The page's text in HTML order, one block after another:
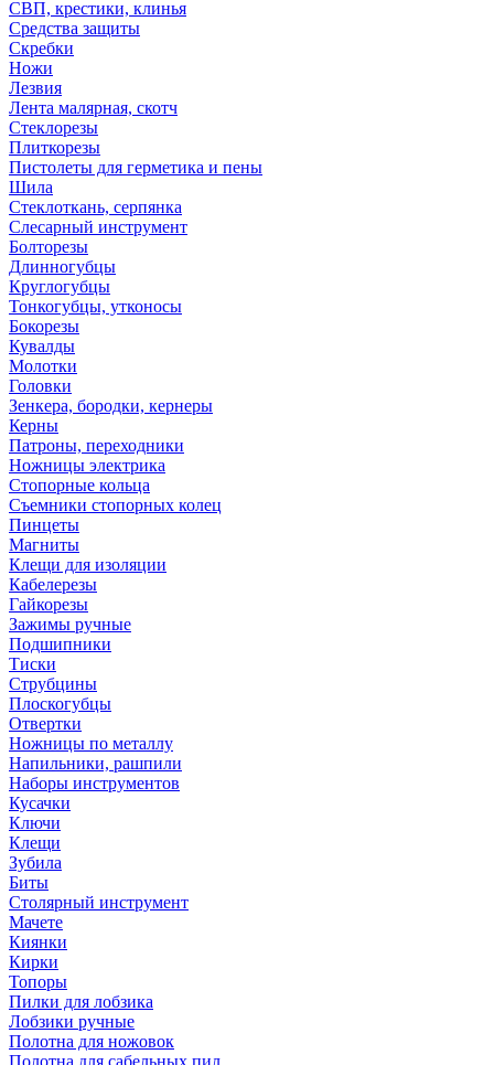
СВП, крестики, клинья
Средства защиты
Скребки
Ножи
Лезвия
Лента малярная, скотч
Стеклорезы
Плиткорезы
Пистолеты для герметика и пены
Шила
Стеклоткань, серпянка
Слесарный инструмент
Болторезы
Длинногубцы
Круглогубцы
Тонкогубцы, утконосы
Бокорезы
Кувалды
Молотки
Головки
Зенкера, бородки, кернеры
Керны
Патроны, переходники
Ножницы электрика
Стопорные кольца
Съемники стопорных колец
Пинцеты
Магниты
Клещи для изоляции
Кабелерезы
Гайкорезы
Зажимы ручные
Подшипники
Тиски
Струбцины
Плоскогубцы
Отвертки
Ножницы по металлу
Напильники, рашпили
Наборы инструментов
Кусачки
Ключи
Клещи
Зубила
Биты
Столярный инструмент
Мачете
Киянки
Кирки
Топоры
Пилки для лобзика
Лобзики ручные
Полотна для ножовок
Полотна для сабельных пил